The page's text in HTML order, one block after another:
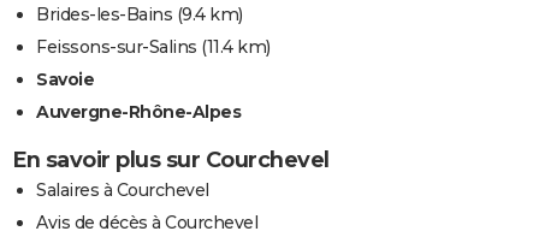
Brides-les-Bains (9.4 km)
Feissons-sur-Salins (11.4 km)
Savoie
Auvergne-Rhône-Alpes
En savoir plus sur Courchevel
Salaires à Courchevel
Avis de décès à Courchevel